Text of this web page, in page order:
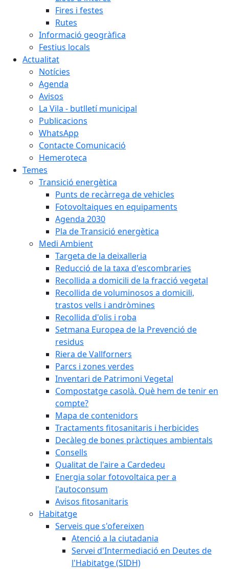
Fires i festes
Rutes
Informació geogràfica
Festius locals
Actualitat
Notícies
Agenda
Avisos
La Vila - butlletí municipal
Publicacions
WhatsApp
Contacte Comunicació
Hemeroteca
Temes
Transició energètica
Punts de recàrrega de vehicles
Fotovoltaiques en equipaments
Agenda 2030
Pla de Transició energètica
Medi Ambient
Targeta de la deixalleria
Reducció de la taxa d'escombraries
Recollida a domicili de la fracció vegetal
Recollida de voluminosos a domicili,
trastos vells i andròmines
Recollida d'olis i roba
Setmana Europea de la Prevenció de
residus
Riera de Vallforners
Parcs i zones verdes
Inventari de Patrimoni Vegetal
Compostatge casolà. Què hem de tenir en
compte?
Mapa de contenidors
Tractaments fitosanitaris i herbicides
Decàleg de bones pràctiques ambientals
Consells
Qualitat de l'aire a Cardedeu
Energia solar fotovoltaica per a
l'autoconsum
Avisos fitosanitaris
Habitatge
Serveis que s'ofereixen
Atenció a la ciutadania
Servei d'Intermediació en Deutes de
l'Habitatge (SIDH)